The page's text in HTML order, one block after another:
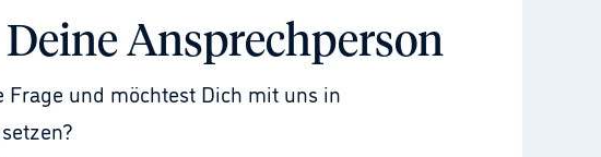
Ansprechperson
Frage und möchtest Dich mit uns in